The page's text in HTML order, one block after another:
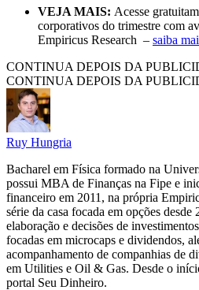
VEJA MAIS: Acesse
corporativos do trimestre com
Empiricus Research – saiba
CONTINUA DEPOIS DA
CONTINUA DEPOIS DA
Ruy Hungria
Bacharel em Física formado na
possui MBA de Finanças na Fipe e
financeiro em 2011, na própria
série da casa focada em opções
elaboração e decisões de
focadas em microcaps e dividendos,
acompanhamento de companhias de
em Utilities e Oil & Gas. Desde o
portal Seu Dinheiro.